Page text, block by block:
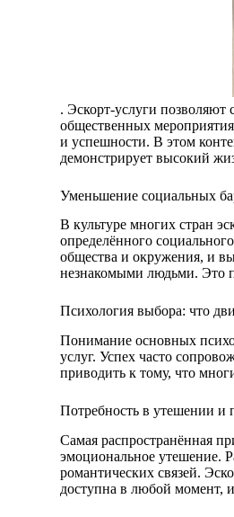
. Эскорт-услуги
общественных
и успешности. В этом
демонстрирует высокий
Уменьшение социальных
В культуре многих стран
определённого
общества и окружения, и
незнакомыми людьми. Это
Психология выбора: что
Понимание основных
услуг. Успех часто
приводить к тому, что
Потребность в утешении и
Самая распространённая
эмоциональное утешение.
романтических связей.
доступна в любой момент,